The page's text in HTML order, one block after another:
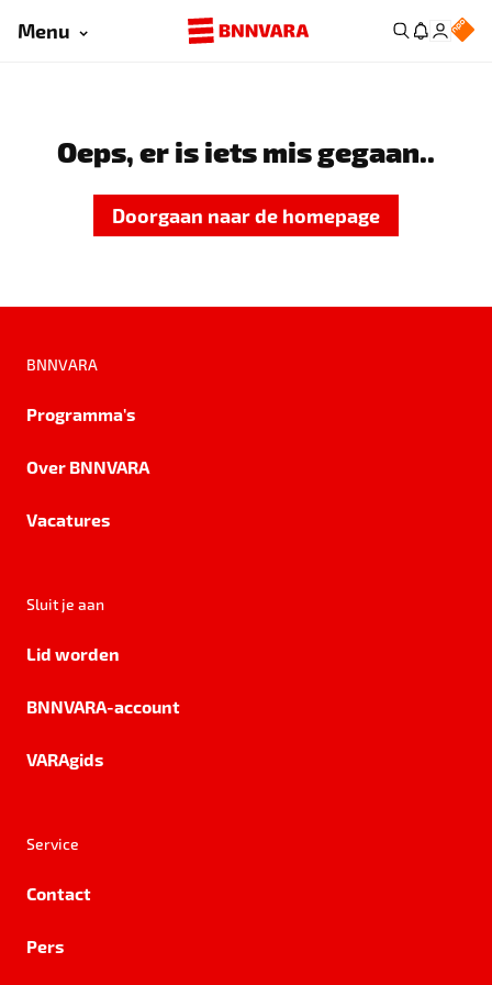
Menu
Oeps, er is iets mis gegaan..
Doorgaan naar de homepage
BNNVARA
Programma's
Over BNNVARA
Vacatures
Sluit je aan
Lid worden
BNNVARA-account
VARAgids
Service
Contact
Pers